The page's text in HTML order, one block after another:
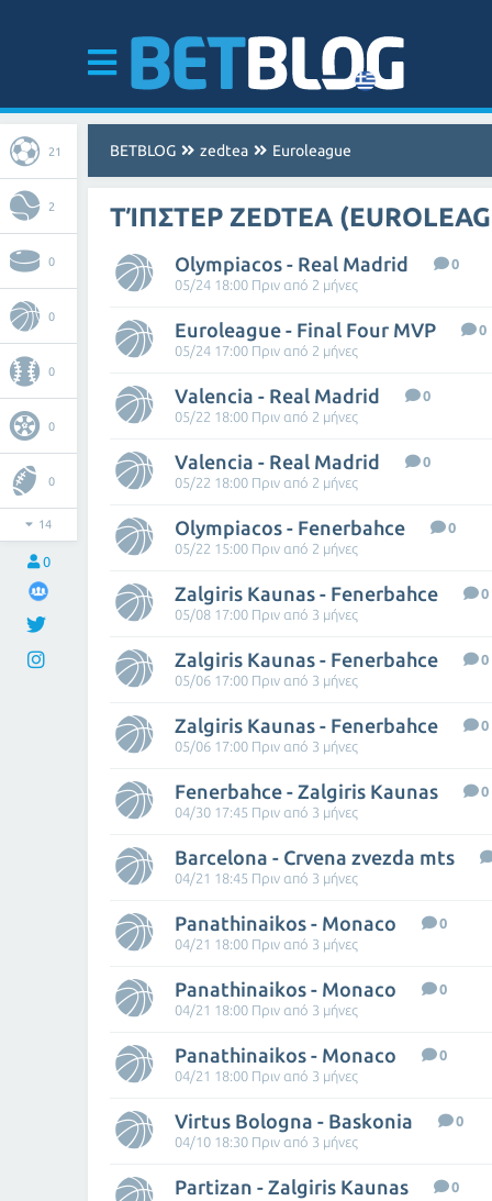
21
2
0
0
0
0
0
14
0
BETBLOG zedtea Euroleague
ΤΊΠΣΤΕΡ ZEDTEA
Olympiacos - Real Madrid
0
05/24 18:00 Πριν από 2 μήνες
Euroleague - Final Four MVP
0
05/24 17:00 Πριν από 2 μήνες
Valencia - Real Madrid
0
05/22 18:00 Πριν από 2 μήνες
Valencia - Real Madrid
0
05/22 18:00 Πριν από 2 μήνες
Olympiacos - Fenerbahce
0
05/22 15:00 Πριν από 2 μήνες
Zalgiris Kaunas - Fenerbahce
0
05/08 17:00 Πριν από 3 μήνες
Zalgiris Kaunas - Fenerbahce
0
05/06 17:00 Πριν από 3 μήνες
Zalgiris Kaunas - Fenerbahce
0
05/06 17:00 Πριν από 3 μήνες
Fenerbahce - Zalgiris Kaunas
0
04/30 17:45 Πριν από 3 μήνες
Barcelona - Crvena zvezda mts
04/21 18:45 Πριν από 3 μήνες
Panathinaikos - Monaco
0
04/21 18:00 Πριν από 3 μήνες
Panathinaikos - Monaco
0
04/21 18:00 Πριν από 3 μήνες
Panathinaikos - Monaco
0
04/21 18:00 Πριν από 3 μήνες
Virtus Bologna - Baskonia
0
04/10 18:30 Πριν από 3 μήνες
Partizan - Zalgiris Kaunas
0